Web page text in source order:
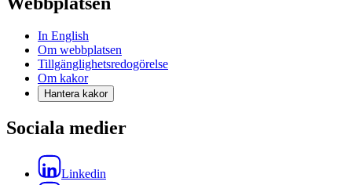
In English
Om webbplatsen
Tillgänglighetsredogörelse
Om kakor
Hantera kakor
Sociala medier
Linkedin